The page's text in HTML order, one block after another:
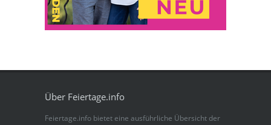
Über Feiertage.info
Feiertage.info bietet eine ausführliche Übersicht der